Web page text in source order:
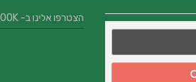
הצטרפו אלינו ב- FACEBOOK